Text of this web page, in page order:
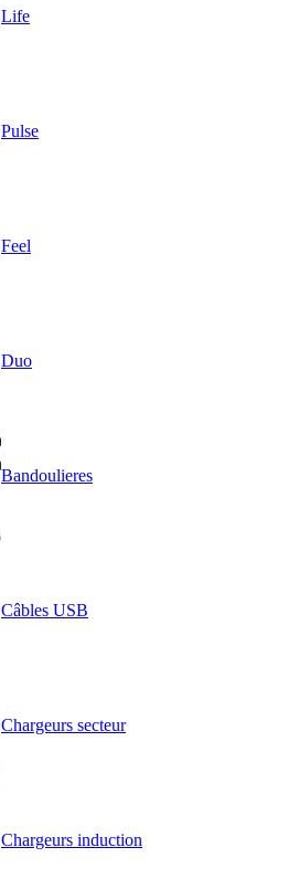
Life
Pulse
Feel
Duo
Bandoulieres
Câbles USB
Chargeurs secteur
Chargeurs induction